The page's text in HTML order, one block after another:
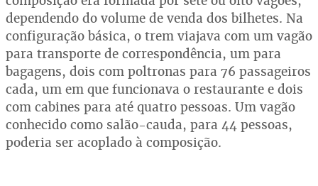
dependendo do volume de venda dos bilhetes. Na
configuração básica, o trem viajava com um vagão
para transporte de correspondência, um para
bagagens, dois com poltronas para 76 passageiros
cada, um em que funcionava o restaurante e dois
com cabines para até quatro pessoas. Um vagão
conhecido como salão-cauda, para 44 pessoas,
poderia ser acoplado à composição.